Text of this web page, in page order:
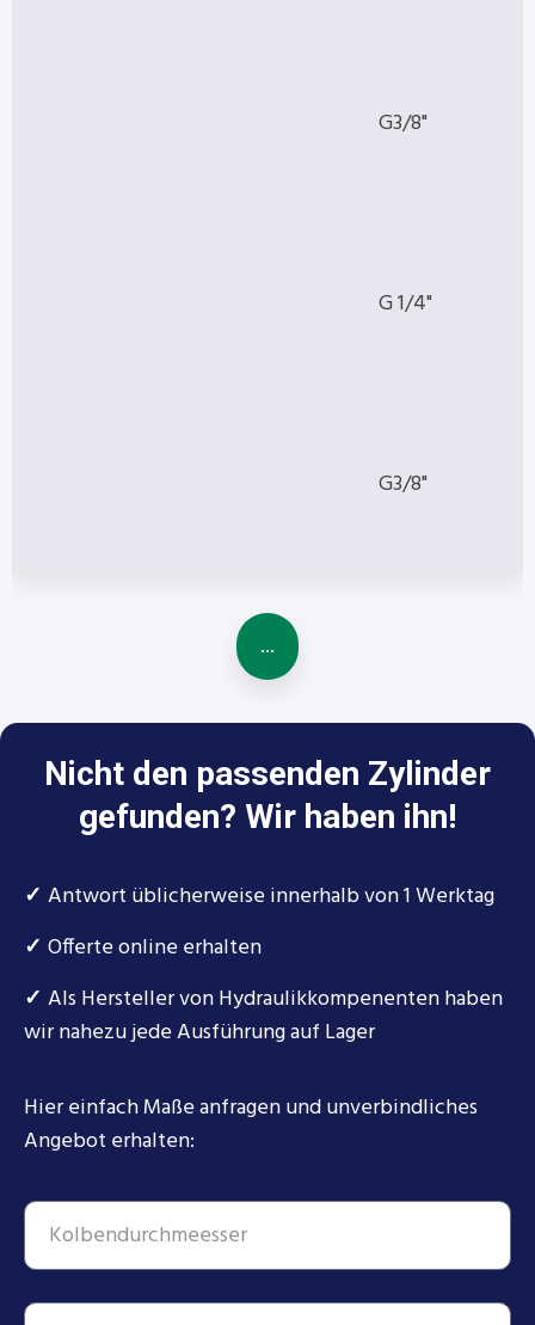
G3/8"
G 1/4"
G3/8"
...
Nicht den passenden Zylinder
gefunden? Wir haben ihn!
✓ Antwort üblicherweise innerhalb von 1 Werktag
✓ Offerte online erhalten
✓ Als Hersteller von Hydraulikkompenenten haben
wir nahezu jede Ausführung auf Lager
Hier einfach Maße anfragen und unverbindliches
Angebot erhalten: